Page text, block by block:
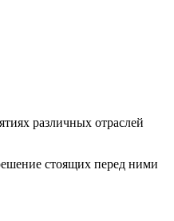
различных отраслей
стоящих перед ними